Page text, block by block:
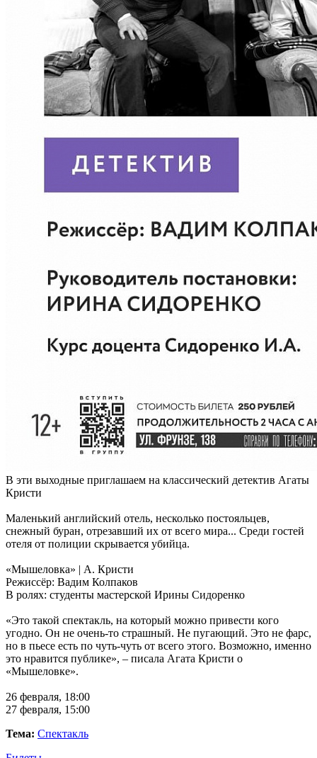
В эти выходные приглашаем на классический детектив Агаты
Кристи
Маленький английский отель, несколько постояльцев,
снежный буран, отрезавший их от всего мира... Среди гостей
отеля от полиции скрывается убийца.
«Мышеловка» | А. Кристи
Режиссёр: Вадим Колпаков
В ролях: студенты мастерской Ирины Сидоренко
«Это такой спектакль, на который можно привести кого
угодно. Он не очень-то страшный. Не пугающий. Это не фарс,
но в пьесе есть по чуть-чуть от всего этого. Возможно, именно
это нравится публике», – писала Агата Кристи о
«Мышеловке».
26 февраля, 18:00
27 февраля, 15:00
Тема: Спектакль